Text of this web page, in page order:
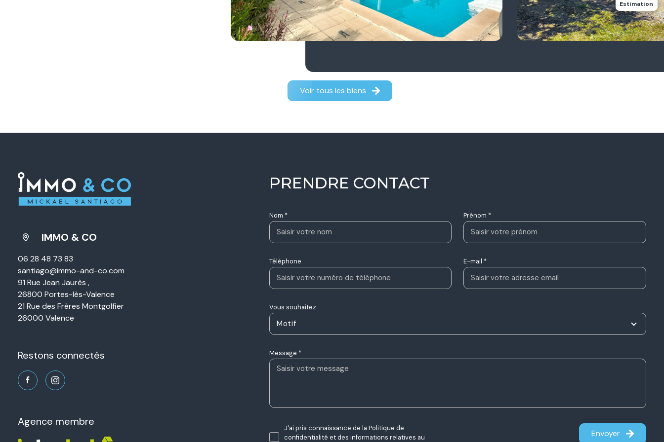
Voir tous les biens
Estimation
PRENDRE CONTACT
Nom * Prénom *
Téléphone E-mail *
Vous souhaitez
Motif
Message *
J'ai pris connaissance de la Politique de
confidentialité et des informations relatives au
Envoyer
IMMO & CO
06 28 48 73 83
santiago@immo-and-co.com
91 Rue Jean Jaurès ,
26800 Portes-lès-Valence
21 Rue des Frères Montgolfier
26000 Valence
restons connectés
agence membre